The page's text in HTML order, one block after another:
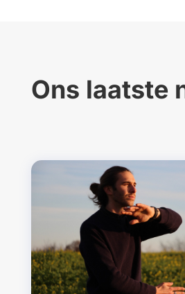
Ons laatste